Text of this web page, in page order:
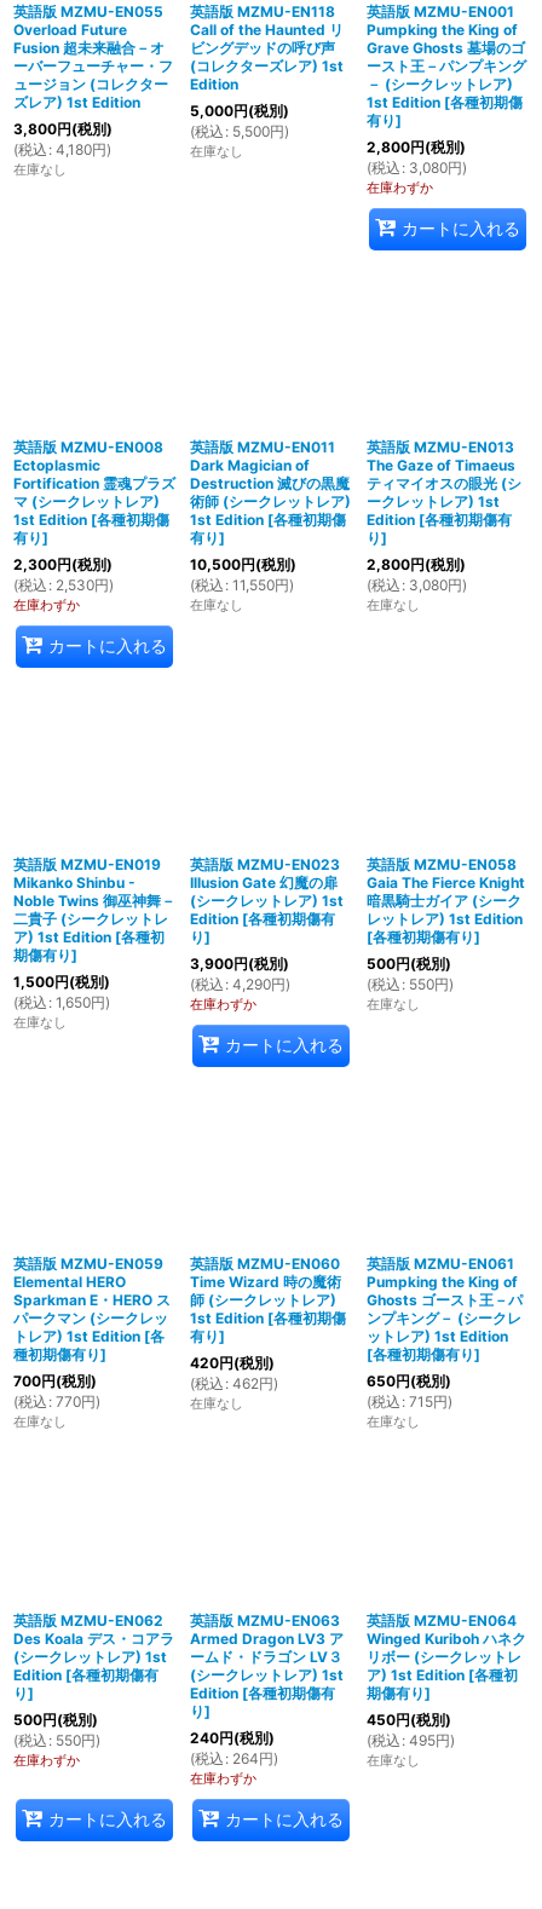
英語版 MZMU-EN055
Overload Future
Fusion 超未来融合－オ
ーバーフューチャー・フ
ュージョン (コレクター
ズレア) 1st Edition
3,800円(税別)
(税込 : 4,180円)
在庫なし
英語版 MZMU-EN118
Call of the Haunted リ
ビングデッドの呼び声
(コレクターズレア) 1st
Edition
5,000円(税別)
(税込 : 5,500円)
在庫なし
英語版 MZMU-EN001
Pumpking the King of
Grave Ghosts 墓場のゴ
ースト王－パンプキング
－ (シークレットレア)
1st Edition [各種初期傷
有り]
2,800円(税別)
(税込 : 3,080円)
在庫わずか
カートに入れる
英語版 MZMU-EN008
Ectoplasmic
Fortification 霊魂プラズ
マ (シークレットレア)
1st Edition [各種初期傷
有り]
2,300円(税別)
(税込 : 2,530円)
在庫わずか
カートに入れる
英語版 MZMU-EN011
Dark Magician of
Destruction 滅びの黒魔
術師 (シークレットレア)
1st Edition [各種初期傷
有り]
10,500円(税別)
(税込 : 11,550円)
在庫なし
英語版 MZMU-EN013
The Gaze of Timaeus
ティマイオスの眼光 (シ
ークレットレア) 1st
Edition [各種初期傷有
り]
2,800円(税別)
(税込 : 3,080円)
在庫なし
英語版 MZMU-EN019
Mikanko Shinbu -
Noble Twins 御巫神舞－
二貴子 (シークレットレ
ア) 1st Edition [各種初
期傷有り]
1,500円(税別)
(税込 : 1,650円)
在庫なし
英語版 MZMU-EN023
Illusion Gate 幻魔の扉
(シークレットレア) 1st
Edition [各種初期傷有
り]
3,900円(税別)
(税込 : 4,290円)
在庫わずか
カートに入れる
英語版 MZMU-EN058
Gaia The Fierce Knight
暗黒騎士ガイア (シーク
レットレア) 1st Edition
[各種初期傷有り]
500円(税別)
(税込 : 550円)
在庫なし
英語版 MZMU-EN059
Elemental HERO
Sparkman E・HERO ス
パークマン (シークレッ
トレア) 1st Edition [各
種初期傷有り]
700円(税別)
(税込 : 770円)
在庫なし
英語版 MZMU-EN060
Time Wizard 時の魔術
師 (シークレットレア)
1st Edition [各種初期傷
有り]
420円(税別)
(税込 : 462円)
在庫なし
英語版 MZMU-EN061
Pumpking the King of
Ghosts ゴースト王－パ
ンプキング－ (シークレ
ットレア) 1st Edition
[各種初期傷有り]
650円(税別)
(税込 : 715円)
在庫なし
英語版 MZMU-EN062
Des Koala デス・コアラ
(シークレットレア) 1st
Edition [各種初期傷有
り]
500円(税別)
(税込 : 550円)
在庫わずか
カートに入れる
英語版 MZMU-EN063
Armed Dragon LV3 ア
ームド・ドラゴン LV３
(シークレットレア) 1st
Edition [各種初期傷有
り]
240円(税別)
(税込 : 264円)
在庫わずか
カートに入れる
英語版 MZMU-EN064
Winged Kuriboh ハネク
リボー (シークレットレ
ア) 1st Edition [各種初
期傷有り]
450円(税別)
(税込 : 495円)
在庫なし